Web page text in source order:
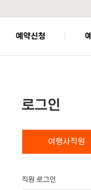
예약신청
로그인
여행사직원
직원 로그인